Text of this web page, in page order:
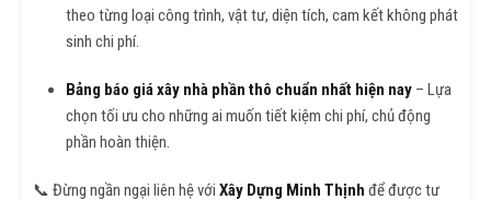
theo từng loại công trình, vật tư, diện tích, cam kết không phát
sinh chi phí.
Bảng báo giá xây nhà phần thô chuẩn nhất hiện nay – Lựa
chọn tối ưu cho những ai muốn tiết kiệm chi phí, chủ động
phần hoàn thiện.
📞 Đừng ngần ngại liên hệ với Xây Dựng Minh Thịnh để được tư